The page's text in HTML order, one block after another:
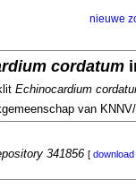
nieuwe
cordatum
Echinocardium
van
341856 [ download